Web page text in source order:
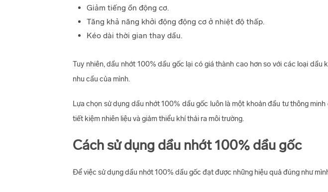
Giảm tiếng ồn động cơ.
Tăng khả năng khởi động động cơ ở nhiệt độ thấp.
Kéo dài thời gian thay dầu.
Tuy nhiên, dầu nhớt 100% dầu gốc lại có giá thành cao hơn so với các loại
nhu cầu của mình.
Lựa chọn sử dụng dầu nhớt 100% dầu gốc luôn là một khoản đầu tư thông
tiết kiệm nhiên liệu và giảm thiểu khí thải ra môi trường.
Cách sử dụng dầu nhớt 100% dầu gốc
Để việc sử dụng dầu nhớt 100% dầu gốc đạt được những hiệu quả đúng như